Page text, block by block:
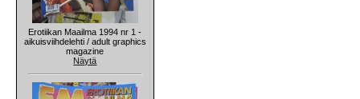
Erotiikan Maailma 1994 nr 1 -
aikuisviihdelehti / adult graphics
magazine
Näytä